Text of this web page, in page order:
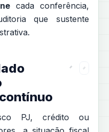
cada conferência,
que sustente
PJ, crédito ou